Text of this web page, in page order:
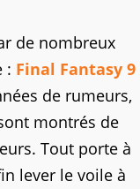
de nombreux
: Final Fantasy 9
de rumeurs,
montrés de
Tout porte à
lever le voile à